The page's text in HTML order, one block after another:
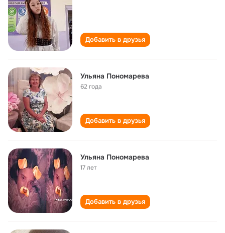
Добавить в друзья
Ульяна Пономарева
62 года
Добавить в друзья
Ульяна Пономарева
17 лет
Добавить в друзья